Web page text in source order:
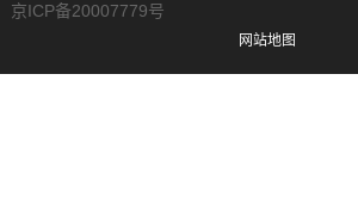
京ICP备20007779号
网站地图